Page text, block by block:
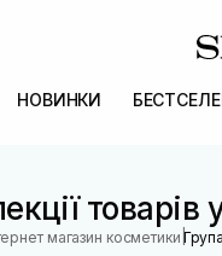
НОВИНКИ
товарів
магазин косметики |